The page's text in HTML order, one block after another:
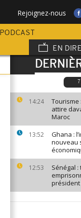
Rejoignez-nous
PODCAST
EN
14:24
Tourisme
attire
Maroc
13:52
Ghana :
nouveau
12:53
Sénégal
président